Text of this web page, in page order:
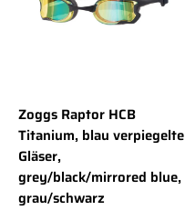
Zoggs Raptor HCB
Titanium, blau verpiegelte
Gläser,
grey/black/mirrored blue,
grau/schwarz